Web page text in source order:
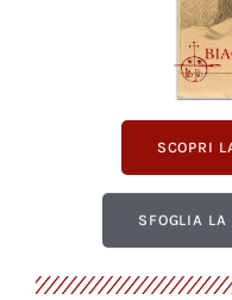
SCOPRI
SFOGLIA LA